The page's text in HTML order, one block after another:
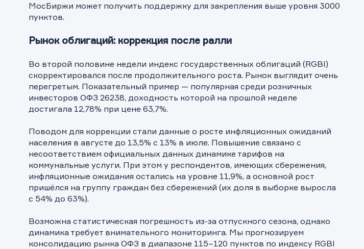
МосБиржи может получить поддержку для закрепления выше уровня 3000
пунктов.
Рынок облигаций: коррекция после ралли
Во второй половине недели индекс государственных облигаций (RGBI)
скорректировался после продолжительного роста. Рынок выглядит очень
перегретым. Показательный пример — популярная среди розничных
инвесторов ОФЗ 26238, доходность которой на прошлой неделе
достигала 12,78% при цене 63,7%.
Поводом для коррекции стали данные о росте инфляционных ожиданий
населения в августе до 13,5% с 13% в июле. Повышение связано с
несоответствием официальных данных динамике тарифов на
коммунальные услуги. При этом у респондентов, имеющих сбережения,
инфляционные ожидания остались на уровне 11,9%, а основной рост
пришёлся на группу граждан без сбережений (их доля в выборке выросла
с 54% до 63%).
Возможна статистическая погрешность из-за отпускного сезона, однако
динамика требует внимательного мониторинга. Мы прогнозируем
консолидацию рынка ОФЗ в диапазоне 115–120 пунктов по индексу RGBI